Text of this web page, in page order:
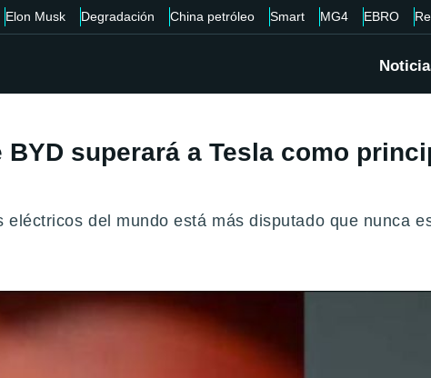
Elon Musk Degradación China petróleo Smart MG4 EBRO
superará a Tesla como
del mundo está más disputado que nunca